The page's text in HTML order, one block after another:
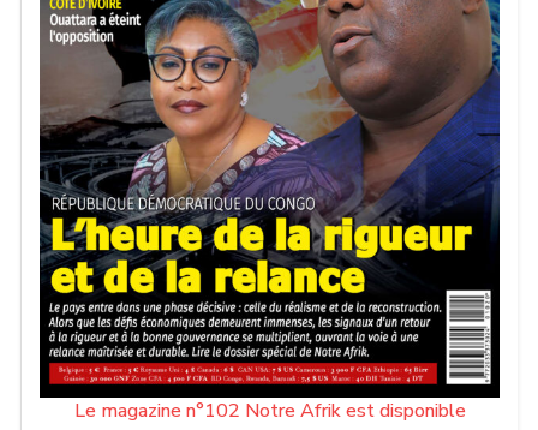
Le magazine n°102 Notre Afrik est disponible